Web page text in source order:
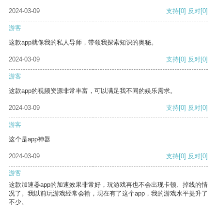
2024-03-09 支持[0] 反对[0]
游客
这款app就像我的私人导师，带领我探索知识的奥秘。
2024-03-09 支持[0] 反对[0]
游客
这款app的视频资源非常丰富，可以满足我不同的娱乐需求。
2024-03-09 支持[0] 反对[0]
游客
这个是app神器
2024-03-09 支持[0] 反对[0]
游客
这款加速器app的加速效果非常好，玩游戏再也不会出现卡顿、掉线的情
况了。我以前玩游戏经常会输，现在有了这个app，我的游戏水平提升了
不少。